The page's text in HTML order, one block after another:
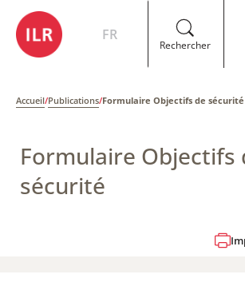
FR
Rechercher
Accueil/Publications/Formulaire Objectifs de sécurité
Formulaire Objectifs
sécurité